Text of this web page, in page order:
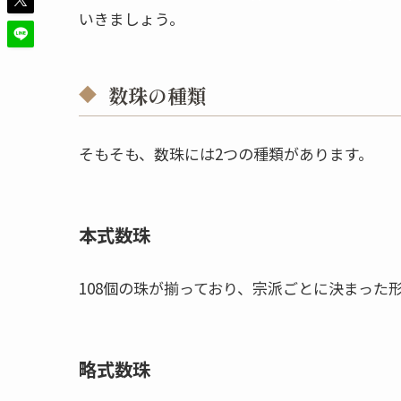
いきましょう。
数珠の種類
そもそも、数珠には2つの種類があります。
本式数珠
108個の珠が揃っており、宗派ごとに決まった
略式数珠